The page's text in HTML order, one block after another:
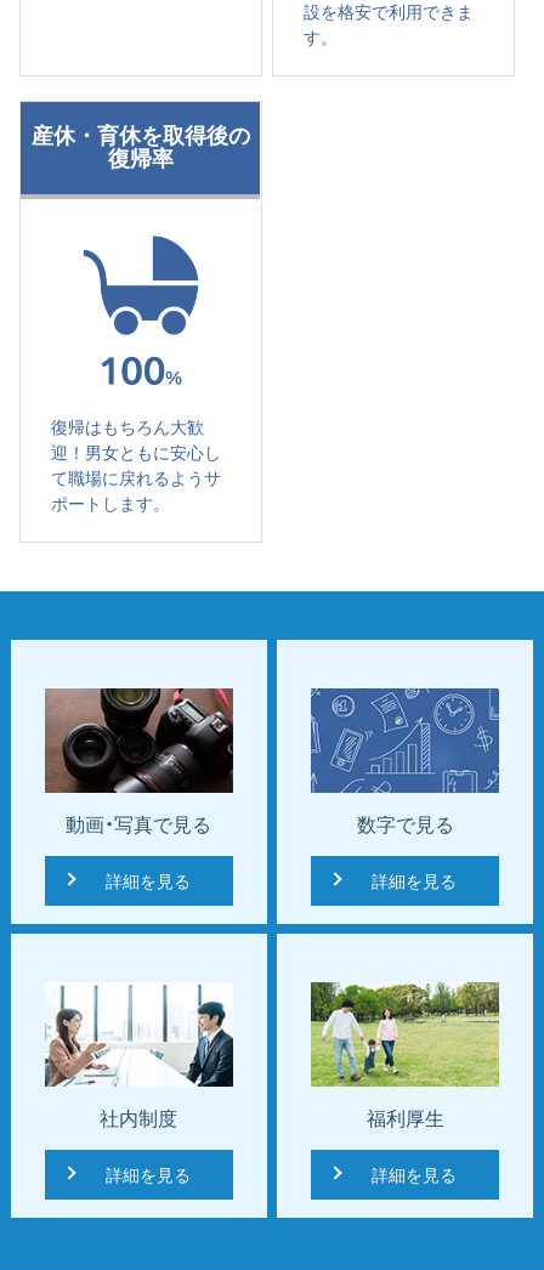
設を格安で利用できま
す。
産休・育休を取得後の
復帰率
復帰はもちろん大歓
迎！男女ともに安心し
て職場に戻れるようサ
ポートします。
動画・写真で見る
詳細を見る
数字で見る
詳細を見る
社内制度
詳細を見る
福利厚生
詳細を見る